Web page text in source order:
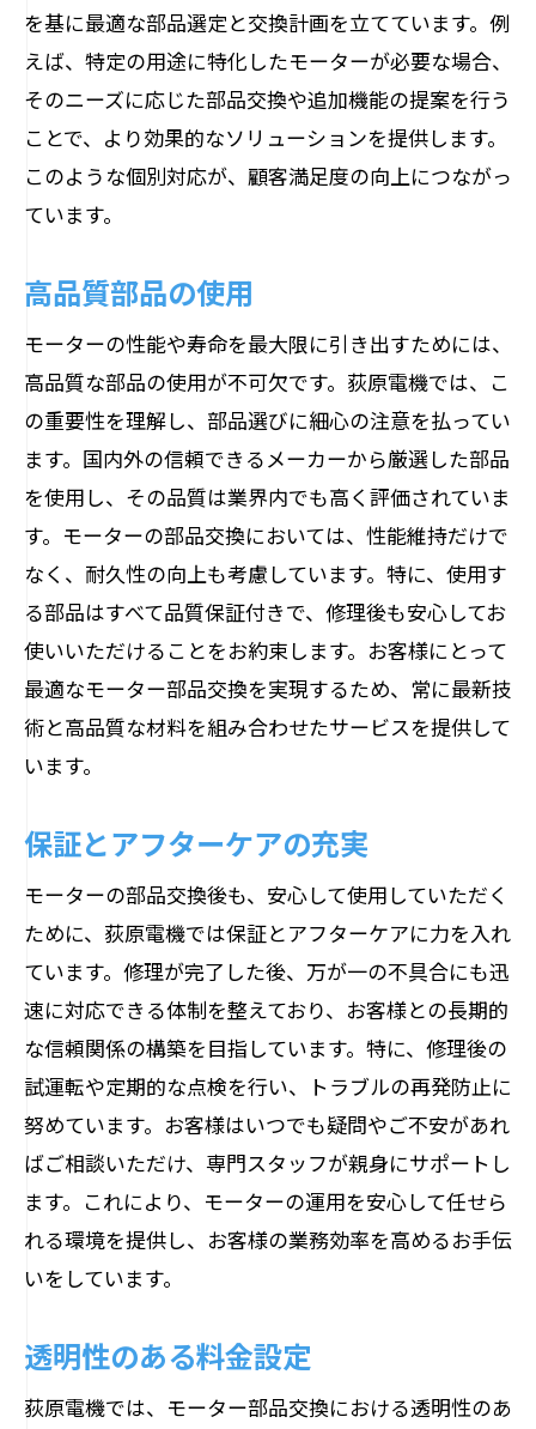
を基に最適な部品選定と交換計画を立てています。例
えば、特定の用途に特化したモーターが必要な場合、
そのニーズに応じた部品交換や追加機能の提案を行う
ことで、より効果的なソリューションを提供します。
このような個別対応が、顧客満足度の向上につながっ
ています。
高品質部品の使用
モーターの性能や寿命を最大限に引き出すためには、
高品質な部品の使用が不可欠です。荻原電機では、こ
の重要性を理解し、部品選びに細心の注意を払ってい
ます。国内外の信頼できるメーカーから厳選した部品
を使用し、その品質は業界内でも高く評価されていま
す。モーターの部品交換においては、性能維持だけで
なく、耐久性の向上も考慮しています。特に、使用す
る部品はすべて品質保証付きで、修理後も安心してお
使いいただけることをお約束します。お客様にとって
最適なモーター部品交換を実現するため、常に最新技
術と高品質な材料を組み合わせたサービスを提供して
います。
保証とアフターケアの充実
モーターの部品交換後も、安心して使用していただく
ために、荻原電機では保証とアフターケアに力を入れ
ています。修理が完了した後、万が一の不具合にも迅
速に対応できる体制を整えており、お客様との長期的
な信頼関係の構築を目指しています。特に、修理後の
試運転や定期的な点検を行い、トラブルの再発防止に
努めています。お客様はいつでも疑問やご不安があれ
ばご相談いただけ、専門スタッフが親身にサポートし
ます。これにより、モーターの運用を安心して任せら
れる環境を提供し、お客様の業務効率を高めるお手伝
いをしています。
透明性のある料金設定
荻原電機では、モーター部品交換における透明性のあ